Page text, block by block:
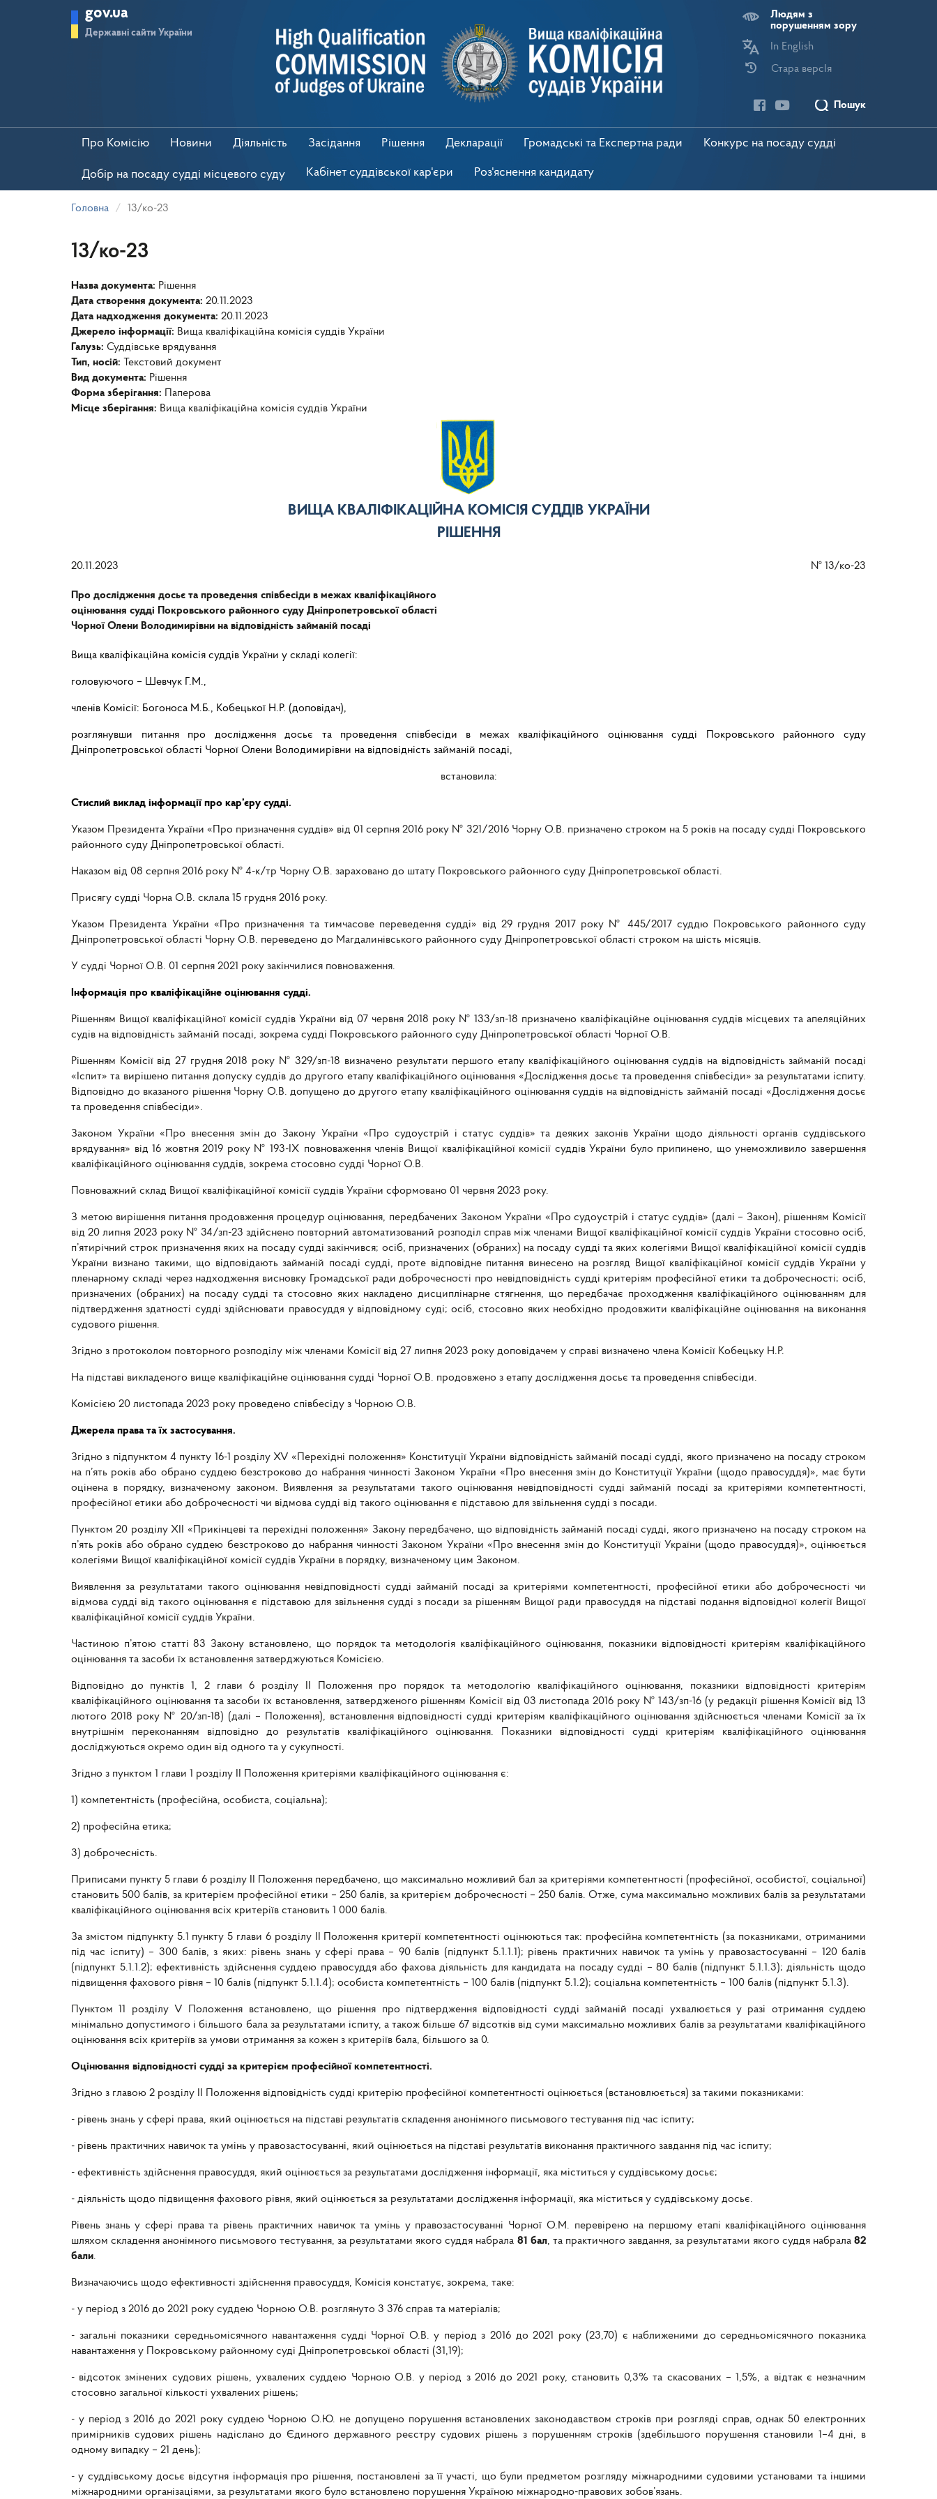
gov.ua
Державні сайти України
Людям з
порушенням зору
In English
Стара версІя
Пошук
Про Комісію Новини Діяльність Засідання Рішення Декларації Громадські та Експертна ради Конкурс на посаду судді
Добір на посаду судді місцевого суду Кабінет суддівської кар'єри Роз'яснення кандидату
Головна 13/ко-23
13/ко-23
Назва документа: Рішення
Дата створення документа: 20.11.2023
Дата надходження документа: 20.11.2023
Джерело інформації: Вища кваліфікаційна комісія суддів України
Галузь: Суддівське врядування
Тип, носій:
Текстовий документ
Вид документа: Рішення
Форма зберігання:
Паперова
Місце зберігання: Вища кваліфікаційна комісія суддів України
ВИЩА КВАЛІФІКАЦІЙНА КОМІСІЯ СУДДІВ УКРАЇНИ
РІШЕННЯ
20.11.2023 № 13/ко-23
Про дослідження досьє та проведення співбесіди в межах кваліфікаційного
оцінювання судді Покровського районного суду Дніпропетровської області
Чорної Олени Володимирівни на відповідність займаній посаді
Вища кваліфікаційна комісія суддів України у складі колегії:
головуючого – Шевчук Г.М.,
членів Комісії: Богоноса М.Б., Кобецької Н.Р. (доповідач),
розглянувши питання про дослідження досьє та проведення співбесіди в межах кваліфікаційного оцінювання судді Покровського районного суду
Дніпропетровської області Чорної Олени Володимирівни на відповідність займаній посаді,
встановила:
Стислий виклад інформації про кар’єру судді.
Указом Президента України «Про призначення суддів» від 01 серпня 2016 року № 321/2016 Чорну О.В. призначено строком на 5 років на посаду судді Покровського
районного суду Дніпропетровської області.
Наказом від 08 серпня 2016 року № 4-к/тр Чорну О.В. зараховано до штату Покровського районного суду Дніпропетровської області.
Присягу судді Чорна О.В. склала 15 грудня 2016 року.
Указом Президента України «Про призначення та тимчасове переведення судді» від 29 грудня 2017 року № 445/2017 суддю Покровського районного суду
Дніпропетровської області Чорну О.В. переведено до Магдалинівського районного суду Дніпропетровської області строком на шість місяців.
У судді Чорної О.В. 01 серпня 2021 року закінчилися повноваження.
Інформація про кваліфікаційне оцінювання судді.
Рішенням Вищої кваліфікаційної комісії суддів України від 07 червня 2018 року № 133/зп-18 призначено кваліфікаційне оцінювання суддів місцевих та апеляційних
судів на відповідність займаній посаді, зокрема судді Покровського районного суду Дніпропетровської області Чорної О.В.
Рішенням Комісії від 27 грудня 2018 року № 329/зп-18 визначено результати першого етапу кваліфікаційного оцінювання суддів на відповідність займаній посаді
«Іспит» та вирішено питання допуску суддів до другого етапу кваліфікаційного оцінювання «Дослідження досьє та проведення співбесіди» за результатами іспиту.
Відповідно до вказаного рішення Чорну О.В. допущено до другого етапу кваліфікаційного оцінювання суддів на відповідність займаній посаді «Дослідження досьє
та проведення співбесіди».
Законом України «Про внесення змін до Закону України «Про судоустрій і статус суддів» та деяких законів України щодо діяльності органів суддівського
врядування» від 16 жовтня 2019 року № 193-ІХ повноваження членів Вищої кваліфікаційної комісії суддів України було припинено, що унеможливило завершення
кваліфікаційного оцінювання суддів, зокрема стосовно судді Чорної О.В.
Повноважний склад Вищої кваліфікаційної комісії суддів України сформовано 01 червня 2023 року.
З метою вирішення питання продовження процедур оцінювання, передбачених Законом України «Про судоустрій і статус суддів» (далі – Закон), рішенням Комісії
від 20 липня 2023 року № 34/зп-23 здійснено повторний автоматизований розподіл справ між членами Вищої кваліфікаційної комісії суддів України стосовно осіб,
п’ятирічний строк призначення яких на посаду судді закінчився; осіб, призначених (обраних) на посаду судді та яких колегіями Вищої кваліфікаційної комісії суддів
України визнано такими, що відповідають займаній посаді судді, проте відповідне питання винесено на розгляд Вищої кваліфікаційної комісії суддів України у
пленарному складі через надходження висновку Громадської ради доброчесності про невідповідність судді критеріям професійної етики та доброчесності; осіб,
призначених (обраних) на посаду судді та стосовно яких накладено дисциплінарне стягнення, що передбачає проходження кваліфікаційного оцінюванням для
підтвердження здатності судді здійснювати правосуддя у відповідному суді; осіб, стосовно яких необхідно продовжити кваліфікаційне оцінювання на виконання
судового рішення.
Згідно з протоколом повторного розподілу між членами Комісії від 27 липня 2023 року доповідачем у справі визначено члена Комісії Кобецьку Н.Р.
На підставі викладеного вище кваліфікаційне оцінювання судді Чорної О.В. продовжено з етапу дослідження досьє та проведення співбесіди.
Комісією 20 листопада 2023 року проведено співбесіду з Чорною О.В.
Джерела права та їх застосування.
Згідно з підпунктом 4 пункту 16-1 розділу XV «Перехідні положення» Конституції України відповідність займаній посаді судді, якого призначено на посаду строком
на п’ять років або обрано суддею безстроково до набрання чинності Законом України «Про внесення змін до Конституції України (щодо правосуддя)», має бути
оцінена в порядку, визначеному законом. Виявлення за результатами такого оцінювання невідповідності судді займаній посаді за критеріями компетентності,
професійної етики або доброчесності чи відмова судді від такого оцінювання є підставою для звільнення судді з посади.
Пунктом 20 розділу XII «Прикінцеві та перехідні положення» Закону передбачено, що відповідність займаній посаді судді, якого призначено на посаду строком на
п’ять років або обрано суддею безстроково до набрання чинності Законом України «Про внесення змін до Конституції України (щодо правосуддя)», оцінюється
колегіями Вищої кваліфікаційної комісії суддів України в порядку, визначеному цим Законом.
Виявлення за результатами такого оцінювання невідповідності судді займаній посаді за критеріями компетентності, професійної етики або доброчесності чи
відмова судді від такого оцінювання є підставою для звільнення судді з посади за рішенням Вищої ради правосуддя на підставі подання відповідної колегії Вищої
кваліфікаційної комісії суддів України.
Частиною п’ятою статті 83 Закону встановлено, що порядок та методологія кваліфікаційного оцінювання, показники відповідності критеріям кваліфікаційного
оцінювання та засоби їх встановлення затверджуються Комісією.
Відповідно до пунктів 1, 2 глави 6 розділу II Положення про порядок та методологію кваліфікаційного оцінювання, показники відповідності критеріям
кваліфікаційного оцінювання та засоби їх встановлення, затвердженого рішенням Комісії від 03 листопада 2016 року № 143/зп-16 (у редакції рішення Комісії від 13
лютого 2018 року № 20/зп-18) (далі – Положення), встановлення відповідності судді критеріям кваліфікаційного оцінювання здійснюється членами Комісії за їх
внутрішнім переконанням відповідно до результатів кваліфікаційного оцінювання. Показники відповідності судді критеріям кваліфікаційного оцінювання
досліджуються окремо один від одного та у сукупності.
Згідно з пунктом 1 глави 1 розділу ІІ Положення критеріями кваліфікаційного оцінювання є:
1) компетентність (професійна, особиста, соціальна);
2) професійна етика;
3) доброчесність.
Приписами пункту 5 глави 6 розділу II Положення передбачено, що максимально можливий бал за критеріями компетентності (професійної, особистої, соціальної)
становить 500 балів, за критерієм професійної етики – 250 балів, за критерієм доброчесності – 250 балів. Отже, сума максимально можливих балів за результатами
кваліфікаційного оцінювання всіх критеріїв становить 1 000 балів.
За змістом підпункту 5.1 пункту 5 глави 6 розділу ІІ Положення критерії компетентності оцінюються так: професійна компетентність (за показниками, отриманими
під час іспиту) – 300 балів, з яких: рівень знань у сфері права – 90 балів (підпункт 5.1.1.1); рівень практичних навичок та умінь у правозастосуванні – 120 балів
(підпункт 5.1.1.2); ефективність здійснення суддею правосуддя або фахова діяльність для кандидата на посаду судді – 80 балів (підпункт 5.1.1.3); діяльність щодо
підвищення фахового рівня – 10 балів (підпункт 5.1.1.4); особиста компетентність – 100 балів (підпункт 5.1.2); соціальна компетентність – 100 балів (підпункт 5.1.3).
Пунктом 11 розділу V Положення встановлено, що рішення про підтвердження відповідності судді займаній посаді ухвалюється у разі отримання суддею
мінімально допустимого і більшого бала за результатами іспиту, а також більше 67 відсотків від суми максимально можливих балів за результатами кваліфікаційного
оцінювання всіх критеріїв за умови отримання за кожен з критеріїв бала, більшого за 0.
Оцінювання відповідності судді за критерієм професійної компетентності.
Згідно з главою 2 розділу II Положення відповідність судді критерію професійної компетентності оцінюється (встановлюється) за такими показниками:
- рівень знань у сфері права, який оцінюється на підставі результатів складення анонімного письмового тестування під час іспиту;
- рівень практичних навичок та умінь у правозастосуванні, який оцінюється на підставі результатів виконання практичного завдання під час іспиту;
- ефективність здійснення правосуддя, який оцінюється за результатами дослідження інформації, яка міститься у суддівському досьє;
- діяльність щодо підвищення фахового рівня, який оцінюється за результатами дослідження інформації, яка міститься у суддівському досьє.
Рівень знань у сфері права та рівень практичних навичок та умінь у правозастосуванні Чорної О.М. перевірено на першому етапі кваліфікаційного оцінювання
шляхом складення анонімного письмового тестування, за результатами якого суддя набрала 81 бал, та практичного завдання, за результатами якого суддя набрала82
бали.
Визначаючись щодо ефективності здійснення правосуддя, Комісія констатує, зокрема, таке:
- у період з 2016 до 2021 року суддею Чорною О.В. розглянуто 3 376 справ та матеріалів;
- загальні показники середньомісячного навантаження судді Чорної О.В. у період з 2016 до 2021
року (23,70) є наближеними до середньомісячного показника
навантаження у
Покровському районному суді Дніпропетровської області (31,19);
- відсоток змінених судових рішень, ухвалених суддею Чорною О.В. у період з 2016 до 2021 року, становить 0,3% та скасованих – 1,5%, а відтак є незначним
стосовно загальної кількості ухвалених рішень;
- у період з 2016 до 2021 року суддею Чорною О.Ю. не допущено порушення встановлених законодавством строків при розгляді справ, однак 50 електронних
примірників судових рішень надіслано до Єдиного державного реєстру судових рішень з порушенням строків (здебільшого порушення становили 1–4 дні, в
одному випадку – 21 день);
- у суддівському досьє відсутня інформація про рішення, постановлені за її участі, що були предметом розгляду міжнародними судовими установами та іншими
міжнародними організаціями, за результатами якого було встановлено порушення Україною міжнародно-правових зобов’язань.